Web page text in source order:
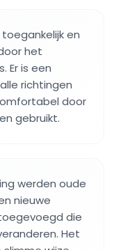
en
het
Er is een
richtingen
door
gebruikt.
werden oude
nieuwe
die
Het